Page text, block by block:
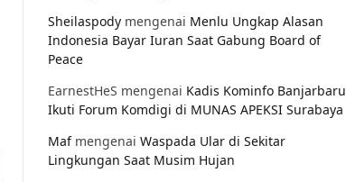
Sheilaspody mengenai Menlu Ungkap Alasan
Indonesia Bayar Iuran Saat Gabung Board of
Peace
EarnestHeS mengenai Kadis Kominfo Banjarbaru
Ikuti Forum Komdigi di MUNAS APEKSI Surabaya
Mafmengenai Waspada Ular di Sekitar
Lingkungan Saat Musim Hujan